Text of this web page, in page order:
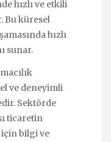
hızlı ve etkili
Bu küresel
hızlı
sunar.
ve deneyimli
Sektörde
ticaretin
için bilgi ve